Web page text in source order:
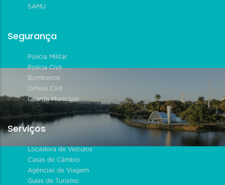
SAMU
Segurança
Polícia Militar
Polícia Civil
Bombeiros
Defesa Civil
Guarda Municipal
Serviços
Locadora de Veículos
Casas de Câmbio
Agências de Viagem
Guias de Turismo